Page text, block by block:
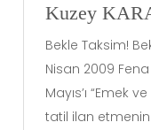
Kuzey
Bekle Taksim!
Nisan 2009
Mayıs’ı “Emek
tatil ilan etmenin